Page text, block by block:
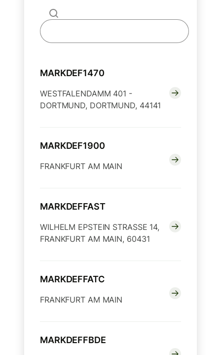
MARKDEF1470
WESTFALENDAMM 401 -
DORTMUND, DORTMUND, 44141
MARKDEF1900
FRANKFURT AM MAIN
MARKDEFFAST
WILHELM EPSTEIN STRASSE 14,
FRANKFURT AM MAIN, 60431
MARKDEFFATC
FRANKFURT AM MAIN
MARKDEFFBDE